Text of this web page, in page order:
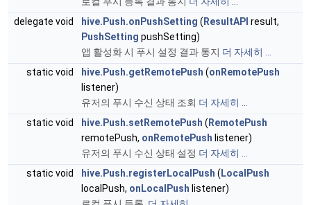
delegate void
hive.Push.onPushSetting (ResultAPI result,
PushSetting pushSetting)
앱 활성화 시 푸시 설정 결과 통지 더 자세히 ...
static void
hive.Push.getRemotePush (onRemotePush
listener)
유저의 푸시 수신 상태 조회 더 자세히 ...
static void
hive.Push.setRemotePush (RemotePush
remotePush, onRemotePush listener)
유저의 푸시 수신 상태 설정 더 자세히 ...
static void
hive.Push.registerLocalPush (LocalPush
localPush, onLocalPush listener)